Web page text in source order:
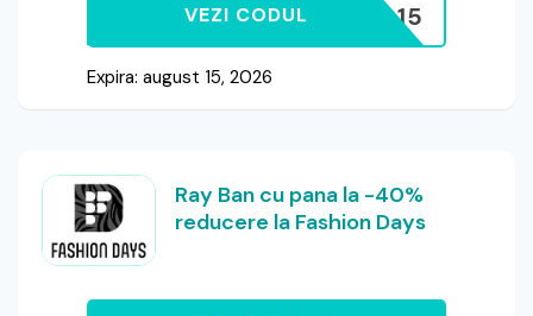
FD15
VEZI CODUL
Expira: august 15, 2026
Ray Ban cu pana la -40%
reducere la Fashion Days